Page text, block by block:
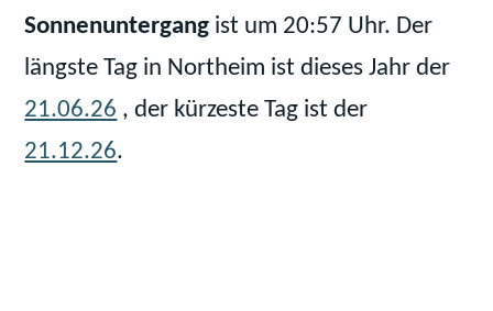
Sonnenuntergang ist um 20:57 Uhr. Der
längste Tag in Northeim ist dieses Jahr der
21.06.26 , der kürzeste Tag ist der
21.12.26.